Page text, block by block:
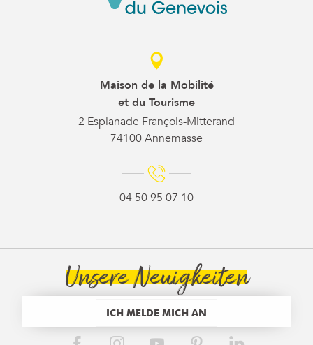
Maison de la Mobilité
et du Tourisme
2 Esplanade François-Mitterand
74100 Annemasse
04 50 95 07 10
Unsere Neuigkeiten
ICH MELDE MICH AN